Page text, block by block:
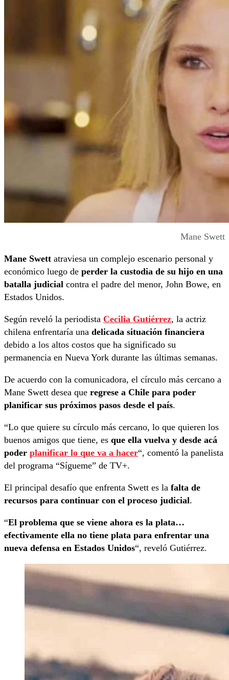
Mane Swett
Mane Swett atraviesa un complejo escenario personal y
económico luego de perder la custodia de su hijo en una
batalla judicial contra el padre del menor, John Bowe, en
Estados Unidos.
Según reveló la periodista Cecilia Gutiérrez, la actriz
chilena enfrentaría una delicada situación financiera
debido a los altos costos que ha significado su
permanencia en Nueva York durante las últimas semanas.
De acuerdo con la comunicadora, el círculo más cercano a
Mane Swett desea que regrese a Chile para poder
planificar sus próximos pasos desde el país.
“Lo que quiere su círculo más cercano, lo que quieren los
buenos amigos que tiene, es que ella vuelva y desde acá
poder planificar lo que va a hacer“, comentó la panelista
del programa “Sígueme” de TV+.
El principal desafío que enfrenta Swett es la falta de
recursos para continuar con el proceso judicial.
“El problema que se viene ahora es la plata…
efectivamente ella no tiene plata para enfrentar una
nueva defensa en Estados Unidos“, reveló Gutiérrez.